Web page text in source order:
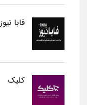
فابا نیوز
کلیک